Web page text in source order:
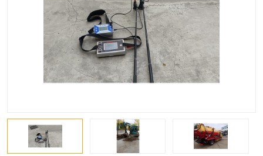
高压车疏通清淤